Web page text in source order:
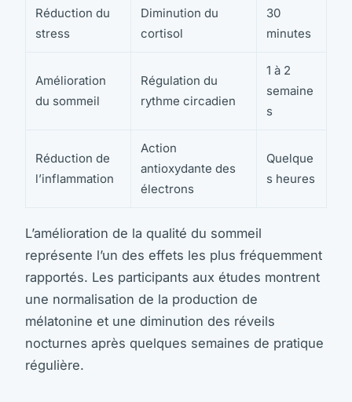
Réduction du
stress
Diminution du
cortisol
30
minutes
Amélioration
du sommeil
Régulation du
rythme circadien
1 à 2
semaine
s
Réduction de
l’inflammation
Action
antioxydante des
électrons
Quelque
s heures
L’amélioration de la qualité du sommeil
représente l’un des effets les plus fréquemment
rapportés. Les participants aux études montrent
une normalisation de la production de
mélatonine et une diminution des réveils
nocturnes après quelques semaines de pratique
régulière.